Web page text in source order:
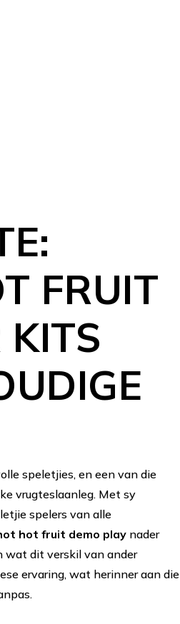
FRUIT
speletjies, en een van die
vrugteslaanleg. Met sy
spelers van alle
hot fruit demo play nader
wat dit verskil van ander
ervaring, wat herinner aan die